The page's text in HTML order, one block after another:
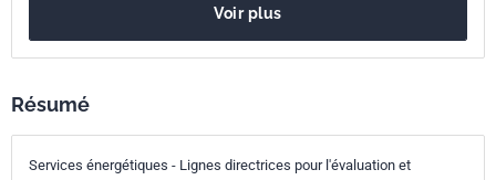
Référence
Codes ICS
27.010Ingénierie de l'énergie et de la transmission de la
Voir plus
Résumé
Services énergétiques - Lignes directrices pour l'évaluation et